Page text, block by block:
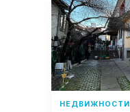
НЕДВИЖНОСТИ